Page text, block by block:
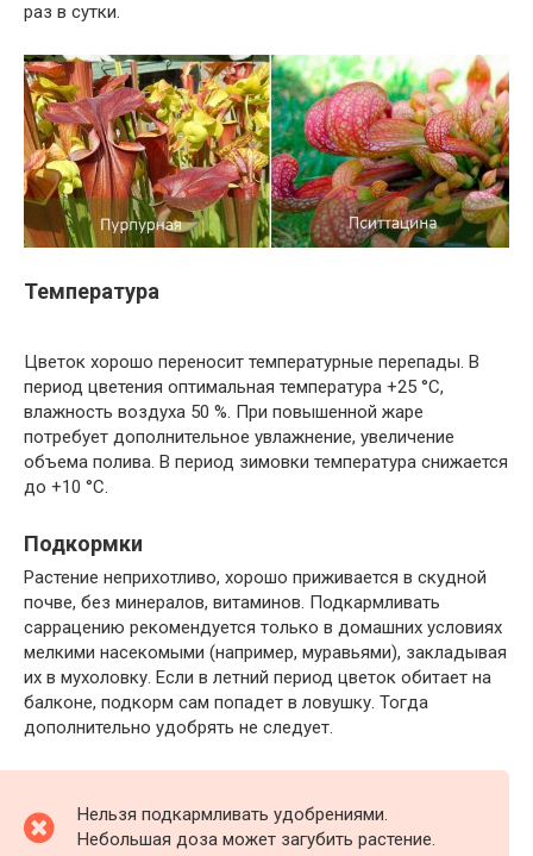
раз в сутки.
Температура
Цветок хорошо переносит температурные перепады. В
период цветения оптимальная температура +25 °C,
влажность воздуха 50 %. При повышенной жаре
потребует дополнительное увлажнение, увеличение
объема полива. В период зимовки температура снижается
до +10 °C.
Подкормки
Растение неприхотливо, хорошо приживается в скудной
почве, без минералов, витаминов. Подкармливать
саррацению рекомендуется только в домашних условиях
мелкими насекомыми (например, муравьями), закладывая
их в мухоловку. Если в летний период цветок обитает на
балконе, подкорм сам попадет в ловушку. Тогда
дополнительно удобрять не следует.
Нельзя подкармливать удобрениями.
Небольшая доза может загубить растение.